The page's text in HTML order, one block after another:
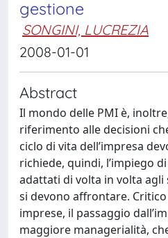
gestione
SONGINI, LUCREZIA
2008-01-01
Abstract
Il mondo delle PMI è,
riferimento alle decisioni
ciclo di vita dell’impresa
richiede, quindi, l’impiego
adattati di volta in volta
si devono affrontare.
imprese, il passaggio
maggiore managerialità,